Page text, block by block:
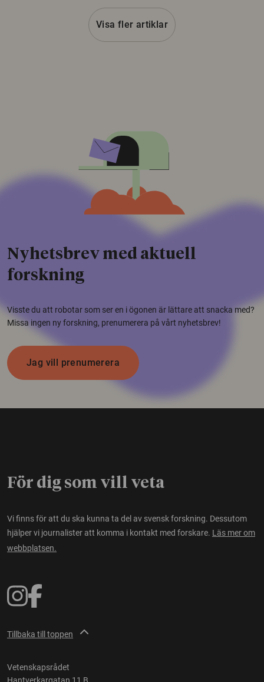
Visa fler artiklar
Nyhetsbrev med aktuell
forskning
Visste du att robotar som ser en i ögonen är lättare att snacka med?
Missa ingen ny forskning, prenumerera på vårt nyhetsbrev!
Jag vill prenumerera
För dig som vill veta
Vi finns för att du ska kunna ta del av svensk forskning. Dessutom
hjälper vi journalister att komma i kontakt med forskare. Läs mer om
webbplatsen.
Tillbaka till toppen
Vetenskapsrådet
Hantverkargatan 11 B